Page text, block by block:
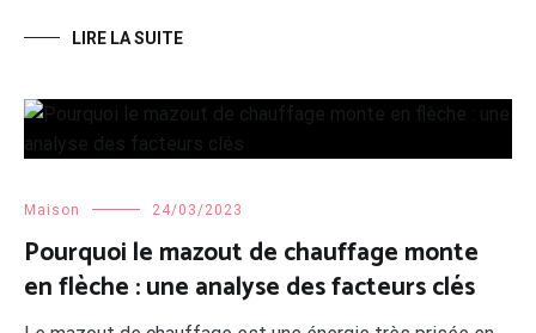
LIRE LA SUITE
Maison 24/03/2023
Pourquoi le mazout de chauffage monte
en flèche : une analyse des facteurs clés